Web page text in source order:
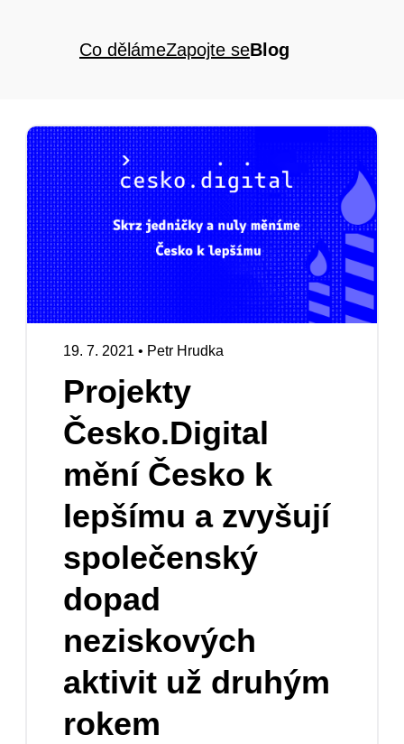
Co dělámeZapojte seBlog
19. 7. 2021 • Petr Hrudka
Projekty
Česko.Digital
mění Česko k
lepšímu a zvyšují
společenský
dopad
neziskových
aktivit už druhým
rokem